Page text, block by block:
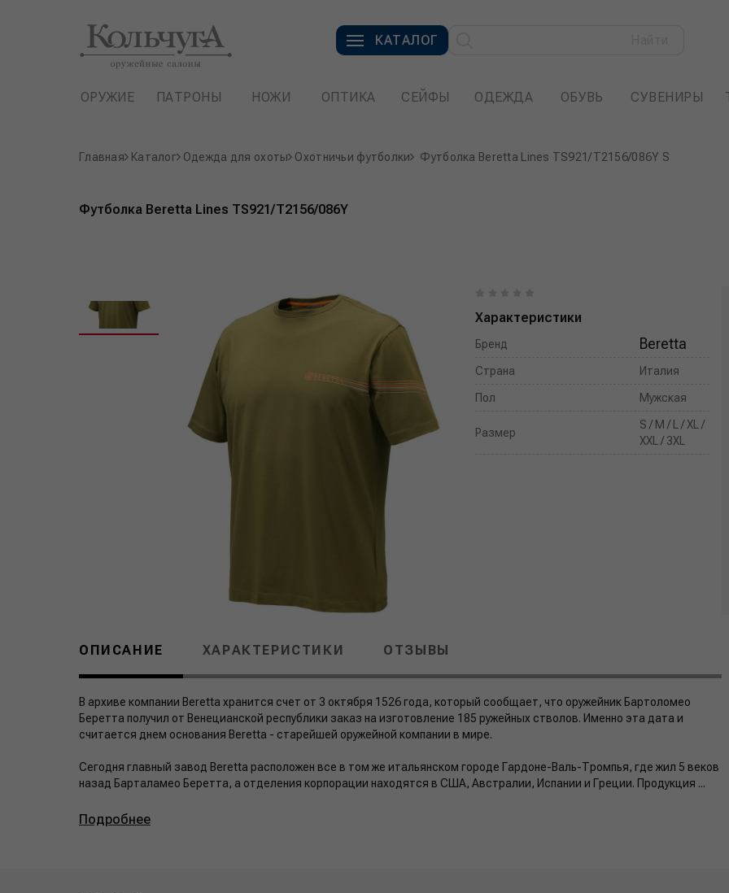
КАТАЛОГ
ОРУЖИЕ ПАТРОНЫ НОЖИ ОПТИКА СЕЙФЫ ОДЕЖДА ОБУВЬ СУВЕНИРЫ
Главная Каталог Одежда для охоты Охотничьи футболки Футболка Beretta Lines TS921/T2156/086Y S
Футболка Beretta Lines TS921/T2156/086Y
Характеристики
Бренд Beretta
Страна Италия
Пол Мужская
Размер
S / M / L / XL /
XXL / 3XL
ОПИСАНИЕ ХАРАКТЕРИСТИКИ ОТЗЫВЫ
В архиве компании Beretta хранится счет от 3 октября 1526 года, который сообщает, что оружейник Бартоломео
Беретта получил от Венецианской республики заказ на изготовление 185 ружейных стволов. Именно эта дата и
считается днем основания Beretta - старейшей оружейной компании в мире.
Сегодня главный завод Beretta расположен все в том же итальянском городе Гардоне-Валь-Тромпья, где жил 5 веков
назад Барталамео Беретта, а отделения корпорации находятся в США, Австралии, Испании и Греции. Продукция ...
Подробнее